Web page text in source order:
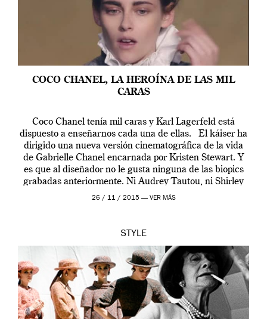
COCO CHANEL, LA HEROÍNA DE LAS MIL
CARAS
Coco Chanel tenía mil caras y Karl Lagerfeld está
dispuesto a enseñarnos cada una de ellas. El káiser ha
dirigido una nueva versión cinematográfica de la vida
de Gabrielle Chanel encarnada por Kristen Stewart. Y
es que al diseñador no le gusta ninguna de las biopics
grabadas anteriormente. Ni Audrey Tautou, ni Shirley
McLaine ni ninguna otra. A él […]
26 / 11 / 2015 — VER MÁS
STYLE